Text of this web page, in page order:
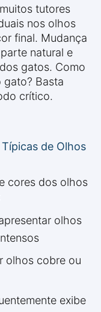
tutores
nos olhos
final. Mudança
natural e
gatos. Como
Basta
crítico.
de Olhos
cores dos olhos
olhos
olhos cobre ou
exibe